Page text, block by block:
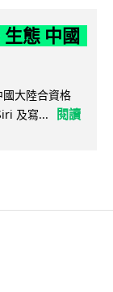
態 中國
大陸合資格
及寫...
閱讀